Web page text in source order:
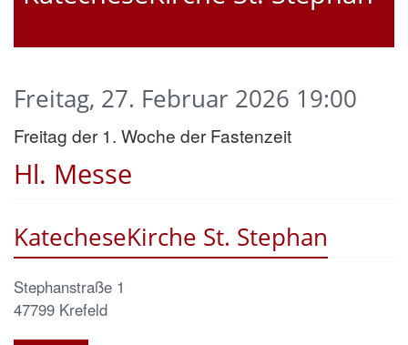
Hl. Messe
Freitag, 27. Februar 2026 19:00
Freitag der 1. Woche der Fastenzeit
KatecheseKirche St. Stephan
Stephanstraße 1
47799 Krefeld